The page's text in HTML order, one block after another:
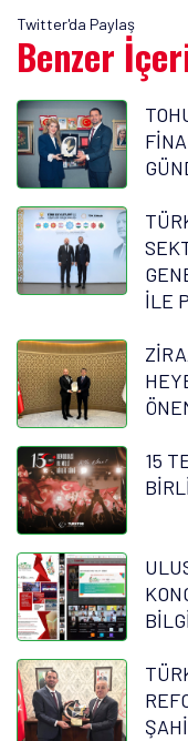
Twitter'da Paylaş
Benzer
İLE
15